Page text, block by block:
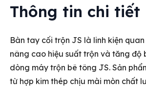
Thông tin chi tiết
Bàn tay cối trộn JS là linh kiện
nâng cao hiệu suất trộn và tăng độ
dòng máy trộn bê tông JS. Sản
từ hợp kim thép chịu mài mòn chất